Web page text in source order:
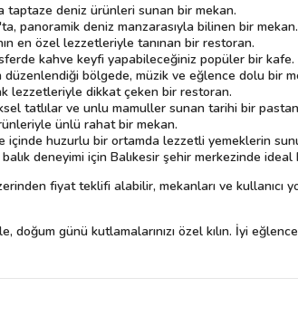
taptaze deniz ürünleri sunan bir mekan.
panoramik deniz manzarasıyla bilinen bir mekan.
en özel lezzetleriyle tanınan bir restoran.
kahve keyfi yapabileceğiniz popüler bir kafe.
bölgede, müzik ve eğlence dolu bir
lezzetleriyle dikkat çeken bir restoran.
tatlılar ve unlu mamuller sunan tarihi bir
ünlü rahat bir mekan.
içinde huzurlu bir ortamda lezzetli yemeklerin
deneyimi için Balıkesir şehir merkezinde ideal
fiyat teklifi alabilir, mekanları ve kullanıcı
doğum günü kutlamalarınızı özel kılın. İyi